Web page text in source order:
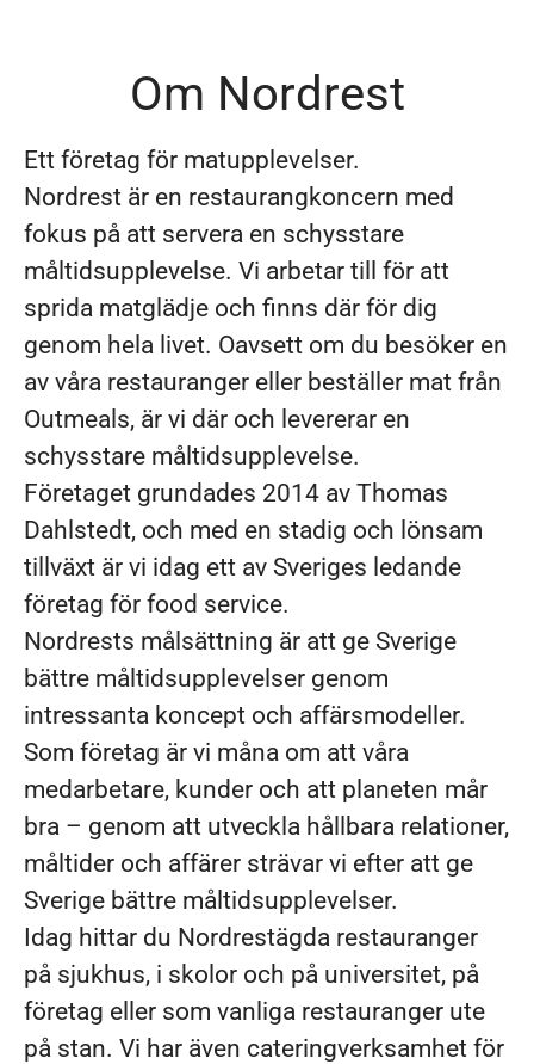
Om Nordrest
Ett företag för matupplevelser.
Nordrest är en restaurangkoncern med
fokus på att servera en schysstare
måltidsupplevelse. Vi arbetar till för att
sprida matglädje och finns där för dig
genom hela livet. Oavsett om du besöker en
av våra restauranger eller beställer mat från
Outmeals, är vi där och levererar en
schysstare måltidsupplevelse.
Företaget grundades 2014 av Thomas
Dahlstedt, och med en stadig och lönsam
tillväxt är vi idag ett av Sveriges ledande
företag för food service.
Nordrests målsättning är att ge Sverige
bättre måltidsupplevelser genom
intressanta koncept och affärsmodeller.
Som företag är vi måna om att våra
medarbetare, kunder och att planeten mår
bra – genom att utveckla hållbara relationer,
måltider och affärer strävar vi efter att ge
Sverige bättre måltidsupplevelser.
Idag hittar du Nordrestägda restauranger
på sjukhus, i skolor och på universitet, på
företag eller som vanliga restauranger ute
på stan. Vi har även cateringverksamhet för